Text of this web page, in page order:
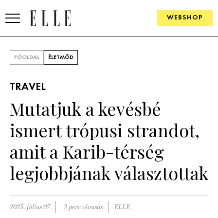
WEBSHOP
SZÉPSÉG
PSZICHÉ
PÁRKAPCSOLAT
FŐOLDAL ÉLETMÓD
TRAVEL
Mutatjuk a kevésbé
ismert trópusi strandot,
amit a Karib-térség
legjobbjának választottak
2025. július 07. 2 perc olvasás ELLE